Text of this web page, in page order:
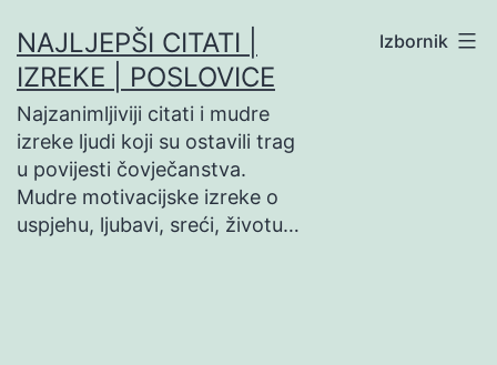
na
sadržaj
NAJLJEPŠI CITATI |
IZREKE | POSLOVICE
Najzanimljiviji citati i mudre
izreke ljudi koji su ostavili trag
u povijesti čovječanstva.
Mudre motivacijske izreke o
uspjehu, ljubavi, sreći, životu…
Izbornik